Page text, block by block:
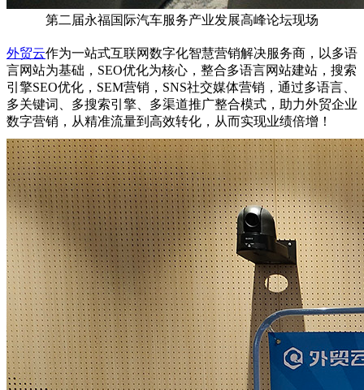
第二届永福国际汽车服务产业发展高峰论坛现场
外贸云作为一站式互联网数字化智慧营销解决服务商，以多语
言网站为基础，SEO优化为核心，整合多语言网站建站，搜索
引擎SEO优化，SEM营销，SNS社交媒体营销，通过多语言、
多关键词、多搜索引擎、多渠道推广整合模式，助力外贸企业
数字营销，从精准流量到高效转化，从而实现业绩倍增！